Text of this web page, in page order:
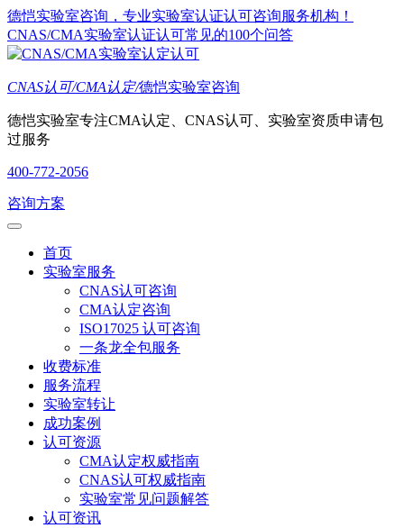
德恺实验室咨询，专业实验室认证认可咨询服务机构！
CNAS/CMA实验室认证认可常见的100个问答
CNAS认可/CMA认定/德恺实验室咨询
德恺实验室专注CMA认定、CNAS认可、实验室资质申请包
过服务
400-772-2056
咨询方案
首页
实验室服务
CNAS认可咨询
CMA认定咨询
ISO17025 认可咨询
一条龙全包服务
收费标准
服务流程
实验室转让
成功案例
认可资源
CMA认定权威指南
CNAS认可权威指南
实验室常见问题解答
认可资讯